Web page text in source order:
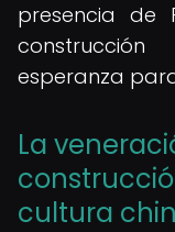
presencia
esperanza
La
cultura